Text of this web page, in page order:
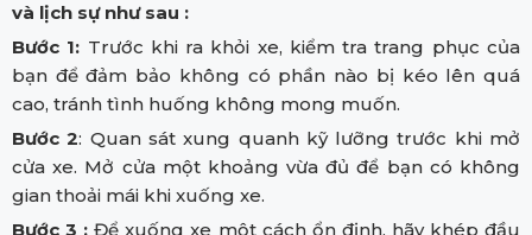
và lịch sự như sau :
Bước 1: Trước khi ra khỏi xe, kiểm tra trang phục của
bạn để đảm bảo không có phần nào bị kéo lên quá
cao, tránh tình huống không mong muốn.
Bước 2: Quan sát xung quanh kỹ lưỡng trước khi mở
cửa xe. Mở cửa một khoảng vừa đủ để bạn có không
gian thoải mái khi xuống xe.
Bước 3 :Để xuống xe một cách ổn định, hãy khép đầu